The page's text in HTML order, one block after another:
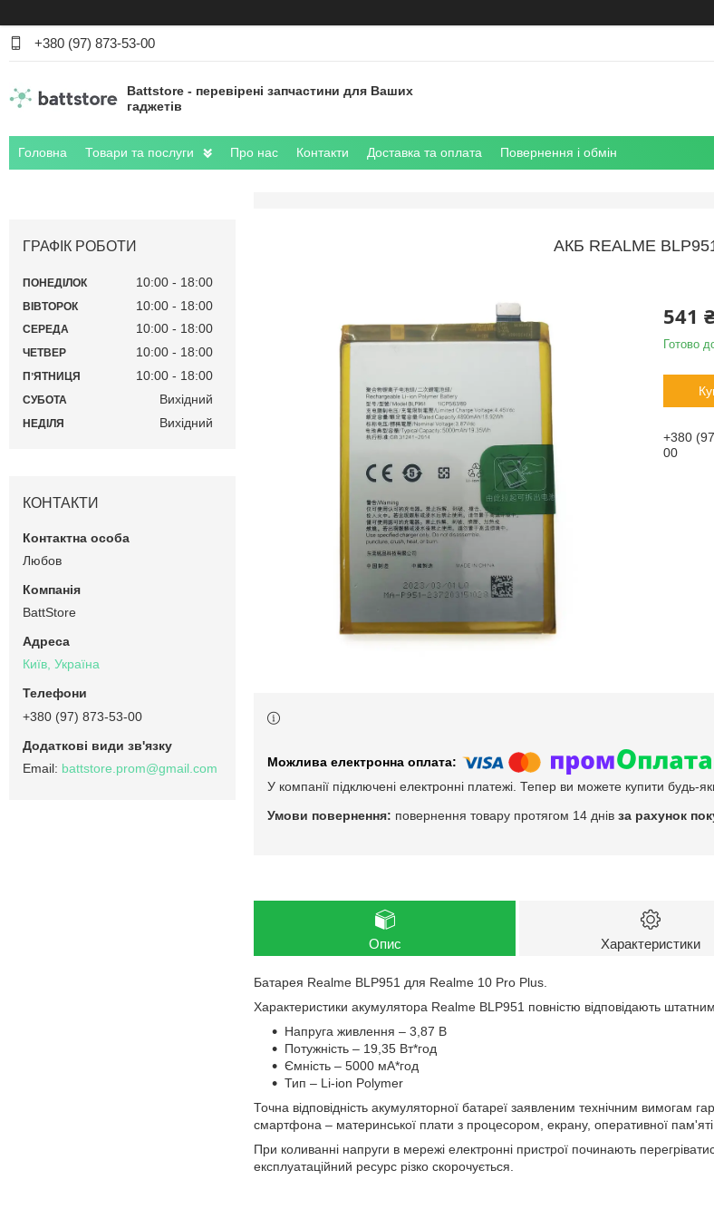
+380 (97) 873-53-00
Battstore - перевірені запчастини для Ваших
гаджетів
Головна Товари та послуги Про нас Контакти Доставка та оплата Повернення і обмін
АКБ REALME
541
Готово
+380
00
У компанії підключені електронні платежі. Тепер ви можете купити будь-
повернення товару протягом 14 днів за рахунок
Опис Характеристики
Батарея Realme BLP951 для Realme 10 Pro Plus.
Характеристики акумулятора Realme BLP951 повністю відповідають
Напруга живлення – 3,87 В
Потужність – 19,35 Вт*год
Ємність – 5000 мА*год
Тип – Li-ion Polymer
Точна відповідність акумуляторної батареї заявленим технічним вимогам
смартфона – материнської плати з процесором, екрану, оперативної пам'яті
При коливанні напруги в мережі електронні пристрої починають
експлуатаційний ресурс різко скорочується.
ГРАФІК РОБОТИ
ПОНЕДІЛОК 10:00 18:00
ВІВТОРОК 10:00 18:00
СЕРЕДА 10:00 18:00
ЧЕТВЕР 10:00 18:00
ПʼЯТНИЦЯ 10:00 18:00
СУБОТА Вихідний
НЕДІЛЯ Вихідний
КОНТАКТИ
Любов
BattStore
Київ, Україна
+380 (97) 873-53-00
battstore.prom@gmail.com